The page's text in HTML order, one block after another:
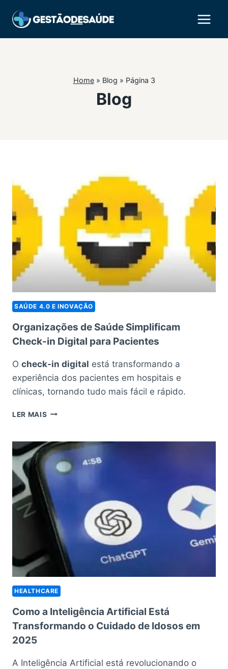
para
Home» Blog » Página 3
Blog
SAÚDE 4.0 E INOVAÇÃO
Organizações de Saúde Simplificam
Check-in Digital para Pacientes
O check-in digital está transformando a
experiência dos pacientes em hospitais e
clínicas, tornando tudo mais fácil e rápido.
LER MAIS ORGANIZAÇÕES
SIMPLIFICAM
CHECK-
DIGITAL
PARA
PACIENTES
HEALTHCARE
Como a Inteligência Artificial Está
Transformando o Cuidado de Idosos em
2025
A Inteligência Artificial está revolucionando o